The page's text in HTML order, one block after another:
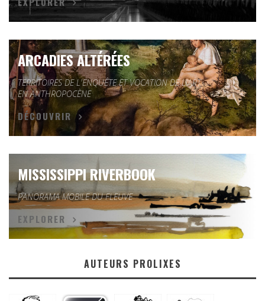
ARCADIES ALTÉRÉES
TERRITOIRES DE L'ENQUÊTE ET VOCATION DE L'ART
EN ANTHROPOCÈNE
DÉCOUVRIR
MISSISSIPPI RIVERBOOK
PANORAMA MOBILE DU FLEUVE
EXPLORER
AUTEURS PROLIXES